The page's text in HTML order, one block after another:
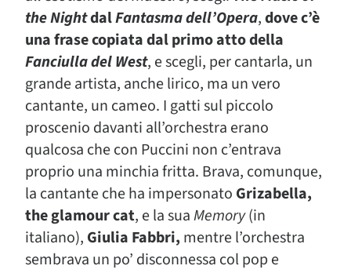
the NightdalFantasma dell’Opera,dove c’è
una frase copiata dal primo atto della
Fanciulla del West, e scegli, per cantarla, un
grande artista, anche lirico, ma un vero
cantante, un cameo. I gatti sul piccolo
proscenio davanti all’orchestra erano
qualcosa che con Puccini non c’entrava
proprio una minchia fritta. Brava, comunque,
la cantante che ha impersonato Grizabella,
the glamour cat, e la suaMemory(in
italiano), Giulia Fabbri, mentre l’orchestra
sembrava un po’ disconnessa col pop e